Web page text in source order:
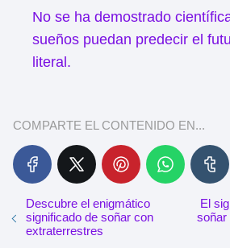
No se ha demostrado
sueños puedan predecir el
literal.
COMPARTE EL CONTENIDO EN...
Descubre el enigmático
significado de soñar con
extraterrestres
El
soñar